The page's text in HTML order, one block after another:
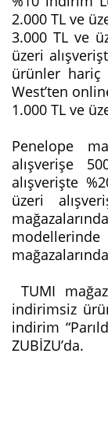
2.000 TL ve
3.000 TL ve
üzeri
ürünler
West’ten
1.000 TL ve
Penelope
alışverişe
alışverişte
üzeri
TUMI
indirimsiz
indirim
ZUBİZU’da.